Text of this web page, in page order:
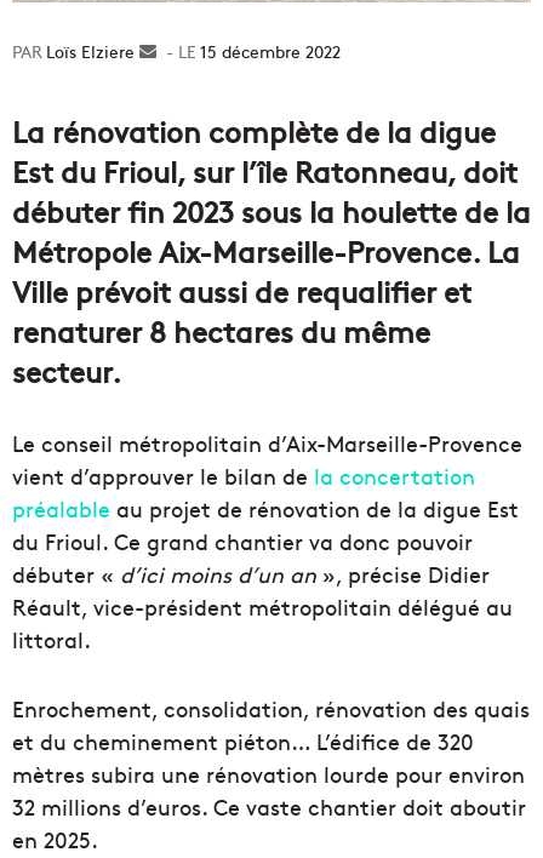
Loïs Elziere
Envoyer15 décembre 2022
La rénovation complète de la digue
Est du Frioul, sur l’île Ratonneau, doit
débuter fin 2023 sous la houlette de la
Métropole Aix-Marseille-Provence. La
Ville prévoit aussi de requalifier et
renaturer 8 hectares du même
secteur.
Le conseil métropolitain d’Aix-Marseille-Provence
vient d’approuver le bilan de la concertation
préalable au projet de rénovation de la digue Est
du Frioul. Ce grand chantier va donc pouvoir
débuter « d’ici moins d’un an », précise Didier
Réault, vice-président métropolitain délégué au
littoral.
Enrochement, consolidation, rénovation des quais
et du cheminement piéton… L’édifice de 320
mètres subira une rénovation lourde pour environ
32 millions d’euros. Ce vaste chantier doit aboutir
en 2025.